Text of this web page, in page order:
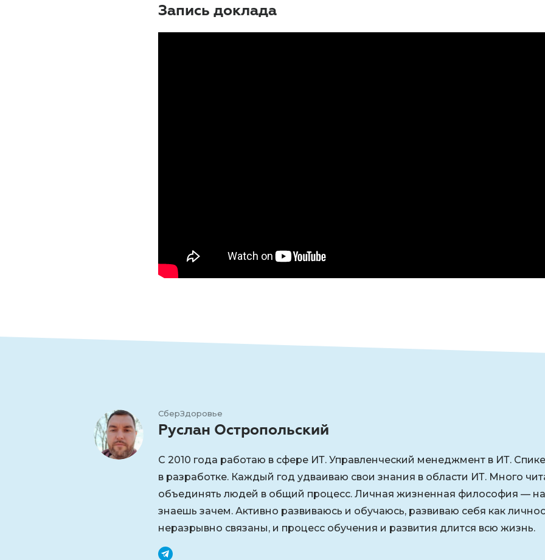
Запись доклада
СберЗдоровье
Руслан Остропольский
С 2010 года работаю в сфере ИТ. Управленческий менеджмент в ИТ.
в разработке. Каждый год удваиваю свои знания в области ИТ. Много
объединять людей в общий процесс. Личная жизненная философия —
знаешь зачем. Активно развиваюсь и обучаюсь, развиваю себя как
неразрывно связаны, и процесс обучения и развития длится всю жизнь.